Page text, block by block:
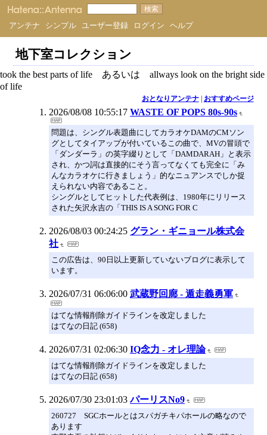
アンテナ シンプル ユーザー登録 ログイン ヘルプ
地下室コレクション
took the best parts of life あるいは allways look on the bright side
of life
おとなりアンテナ| おすすめページ
2026/08/08 10:55:17 WASTE OF POPS 80s-90s
問題は、シングル表題曲にしてカラオケDAMのCMソン
グとしてタイアップが付いているこの曲で、MVの冒頭で
「ダンダーラ」の英字綴りとして「DAMDARAH」と表示
され、かつ詞は直接的にそう言ってなくても完全に「み
んなカラオケに行きましょう」的なニュアンスでしか捉
えられない内容であること。
シングルとしてヒットした代表例は、1980年にリリース
された矢沢永吉の「THIS IS A SONG FOR C
2026/08/03 00:24:25 グラン・ギニョール株式会
社
この広告は、90日以上更新していないブログに表示して
います。
2026/07/31 06:06:00 武蔵野回廊 - 遁走義勇軍
はてな情報削除ガイドラインを改定しました
はてなの日記 (658)
2026/07/31 02:06:30 IQ念力 - オレ理論
はてな情報削除ガイドラインを改定しました
はてなの日記 (658)
2026/07/30 23:01:03 パーリスNo9
260727 SGCホールとはスパガチキパホールの略なので
あります